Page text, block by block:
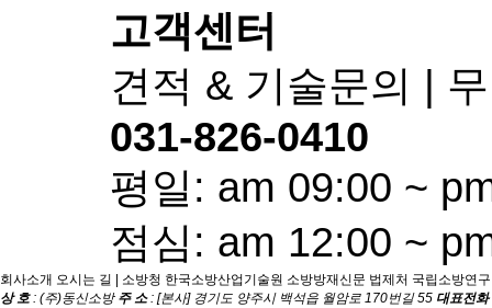
고객센터
견적 & 기술문의 |
031-826-0410
평일: am 09:00 ~
점심: am 12:00 ~
회사소개 오시는 길 | 소방청 한국소방산업기술원 소방방재신문 법제처 국립소방연
상 호: (주)동신소방 주 소: [본사] 경기도 양주시 백석읍 월암로 170번길 55 대표전화